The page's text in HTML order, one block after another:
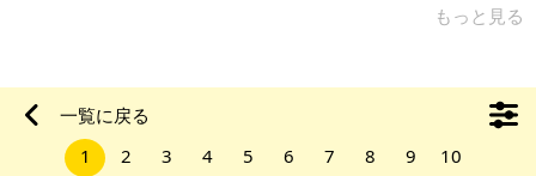
認したところ、農家資格は不要で転用届を提出すればOKとのこ
出来、生活していく上でも不便はありません。周辺は、自然に
あふれていて海にも近く、魚介類も豊富な為、思いっきり生活
をエンジョイできます。 【物件概要】※土地のみ案件です 場
もっと見る
一覧に戻る
1
2 3 4 5 6 7 8 9 10